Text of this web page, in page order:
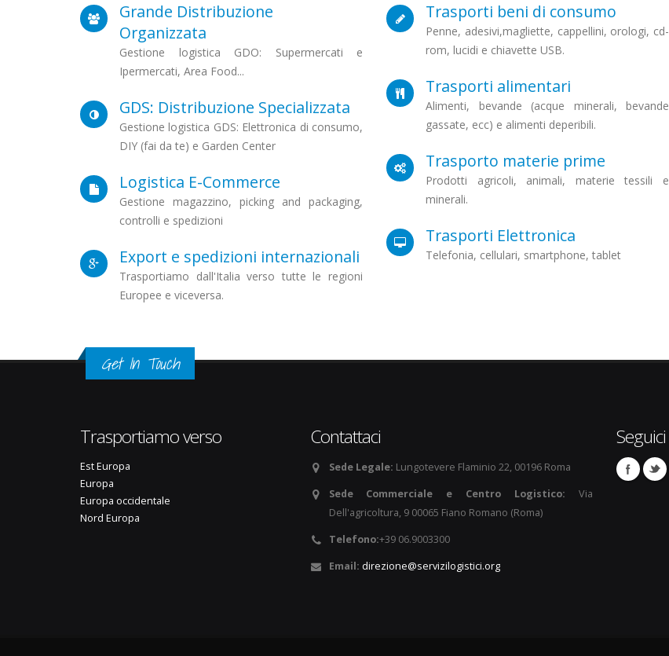
Grande Distribuzione
Organizzata
Gestione logistica GDO: Supermercati e
Ipermercati, Area Food...
GDS: Distribuzione Specializzata
Gestione logistica GDS: Elettronica di consumo,
DIY (fai da te) e Garden Center
Logistica E-Commerce
Gestione magazzino, picking and packaging,
controlli e spedizioni
Export e spedizioni internazionali
Trasportiamo dall'Italia verso tutte le regioni
Europee e viceversa.
Trasporti beni di consumo
Penne, adesivi,magliette, cappellini, orologi, cd-
rom, lucidi e chiavette USB.
Trasporti alimentari
Alimenti, bevande (acque minerali, bevande
gassate, ecc) e alimenti deperibili.
Trasporto materie prime
Prodotti agricoli, animali, materie tessili e
minerali.
Trasporti Elettronica
Telefonia, cellulari, smartphone, tablet
Get In Touch
Trasportiamo verso
Est Europa
Europa
Europa occidentale
Nord Europa
Contattaci
Sede Legale: Lungotevere Flaminio 22, 00196 Roma
Sede Commerciale e Centro Logistico: Via
Dell'agricoltura, 9 00065 Fiano Romano (Roma)
Telefono:+39 06.9003300
Email: direzione@servizilogistici.org
Seguici